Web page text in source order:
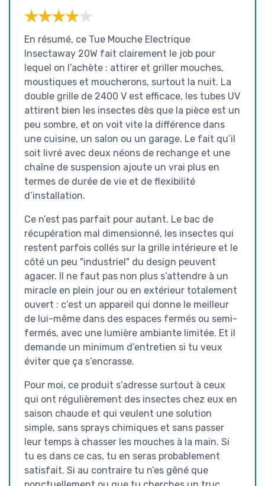
★★★★★
★★★★★
En résumé, ce Tue Mouche Electrique
Insectaway 20W fait clairement le job pour
lequel on l’achète : attirer et griller mouches,
moustiques et moucherons, surtout la nuit. La
double grille de 2400 V est efficace, les tubes UV
attirent bien les insectes dès que la pièce est un
peu sombre, et on voit vite la différence dans
une cuisine, un salon ou un garage. Le fait qu’il
soit livré avec deux néons de rechange et une
chaîne de suspension ajoute un vrai plus en
termes de durée de vie et de flexibilité
d’installation.
Ce n’est pas parfait pour autant. Le bac de
récupération mal dimensionné, les insectes qui
restent parfois collés sur la grille intérieure et le
côté un peu "industriel" du design peuvent
agacer. Il ne faut pas non plus s’attendre à un
miracle en plein jour ou en extérieur totalement
ouvert : c’est un appareil qui donne le meilleur
de lui-même dans des espaces fermés ou semi-
fermés, avec une lumière ambiante limitée. Et il
demande un minimum d’entretien si tu veux
éviter que ça s’encrasse.
Pour moi, ce produit s’adresse surtout à ceux
qui ont régulièrement des insectes chez eux en
saison chaude et qui veulent une solution
simple, sans sprays chimiques et sans passer
leur temps à chasser les mouches à la main. Si
tu es dans ce cas, tu en seras probablement
satisfait. Si au contraire tu n’es gêné que